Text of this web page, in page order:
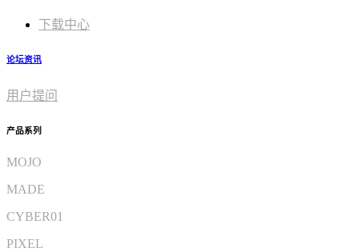
下载中心
论坛资讯
用户提问
产品系列
MOJO
MADE
CYBER01
PIXEL